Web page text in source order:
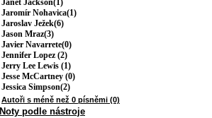
Janet Jackson(1)
Jaromír Nohavica(1)
Jaroslav Ježek(6)
Jason Mraz(3)
Javier Navarrete(0)
Jennifer Lopez (2)
Jerry Lee Lewis (1)
Jesse McCartney (0)
Jessica Simpson(2)
Autoři s méně než 0 písněmi (0)
Noty podle nástroje